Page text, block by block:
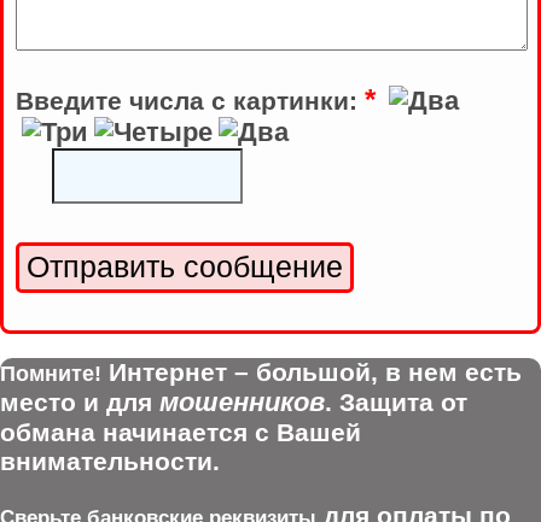
Введите числа с картинки: *
Помните! Интернет – большой, в нем есть
место и для мошенников. Защита от
обмана начинается с Вашей
внимательности.
для оплаты по